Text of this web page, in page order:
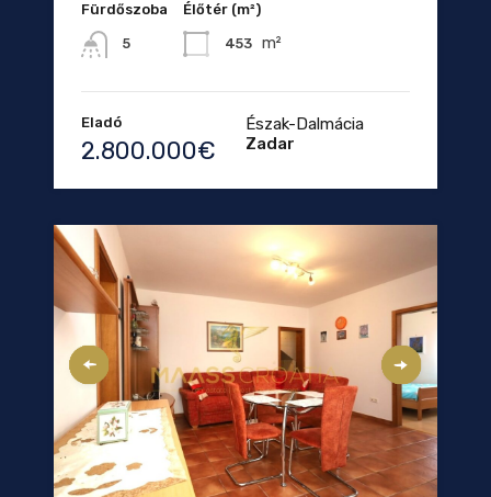
Fürdőszoba
5
Élőtér (m²)
453 m²
Eladó
2.800.000€
Észak-Dalmácia
Zadar